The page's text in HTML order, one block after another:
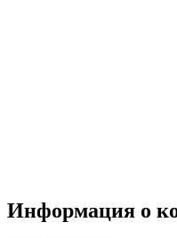
Информация о